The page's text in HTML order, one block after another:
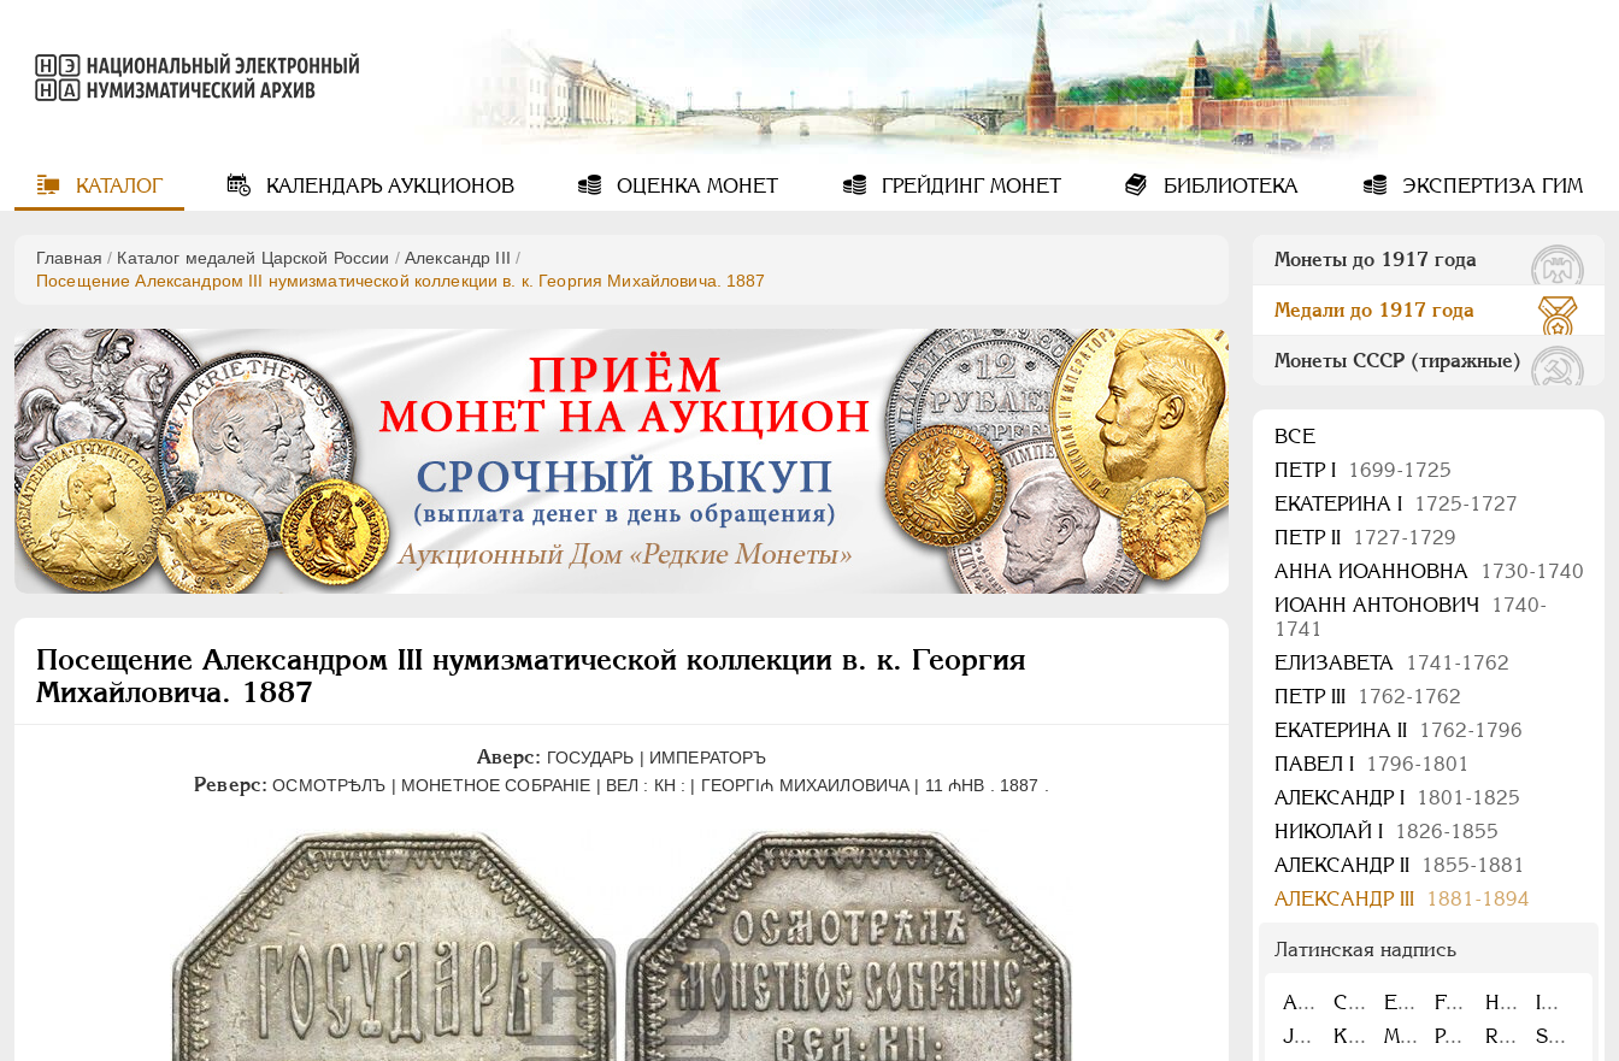
КАТАЛОГ КАЛЕНДАРЬАУКЦИОНОВ ОЦЕНКА МОНЕТ ГРЕЙДИНГМОНЕТ БИБЛИОТЕКА ЭКСПЕРТИЗА ГИМ
Главная / Каталог медалей Царской России /Александр III /
Посещение Александром III нумизматической коллекции в. к. Георгия Михайловича. 1887
Посещение Александром III нумизматической коллекции в. к. Георгия
Михайловича. 1887
Аверс: ГОСУДАРЬ | ИМПЕРАТОРЪ
Реверс: ОСМОТРѢЛЪ | МОНЕТНОЕ СОБРАНIЕ | ВЕЛ : КН : | ГЕОРГI₼ МИХАИЛОВИЧА | 11 ₼НВ . 1887 .
Монеты до 1917 года
Медали до 1917 года
Монеты СССР (тиражные)
ВСЕ
ПEТР I
1699-1725
ЕКАТЕРИНА I
1725-1727
ПЕТР II
1727-1729
АННА ИОАННОВНА
1730-1740
ИОАНН АНТОНОВИЧ
1740-
1741
ЕЛИЗАВЕТА
1741-1762
ПЕТР III
1762-1762
ЕКАТЕРИНА II
1762-1796
ПАВЕЛ I
1796-1801
АЛЕКСАНДР I
1801-1825
НИКОЛАЙ I
1826-1855
АЛЕКСАНДР II
1855-1881
АЛЕКСАНДР III
1881-1894
Латинская надпись
A C E F H
I
J
K M P R
S